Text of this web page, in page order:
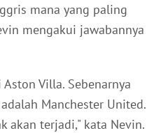
mana yang paling
mengakui jawabannya
Villa. Sebenarnya
Manchester United.
akan terjadi," kata Nevin.